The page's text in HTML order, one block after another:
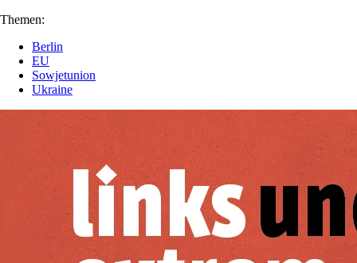
Themen:
Berlin
EU
Sowjetunion
Ukraine